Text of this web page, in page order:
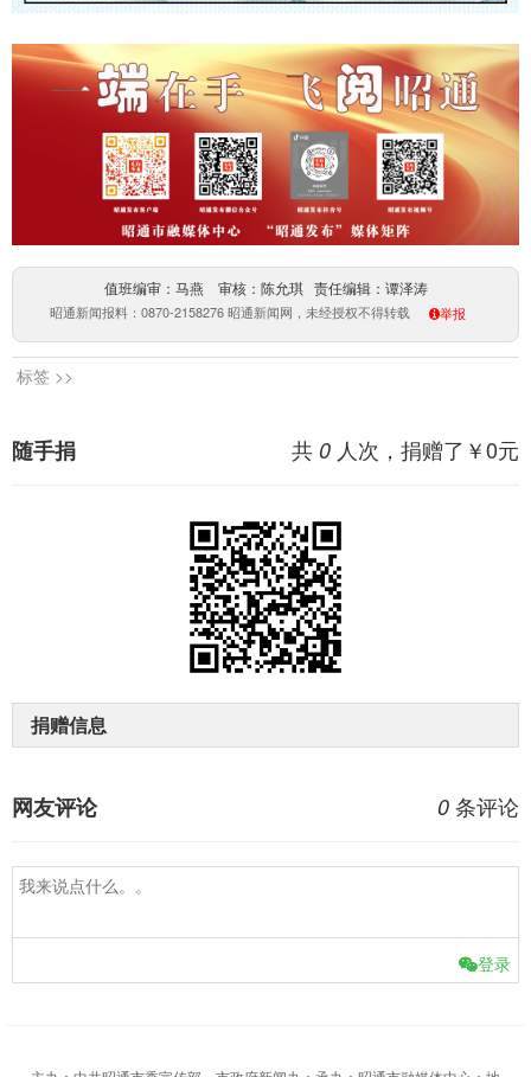
值班编审：马燕 审核：陈允琪 责任编辑：谭泽涛
昭通新闻报料：0870-2158276 昭通新闻网，未经授权不得转载 举报
标签 >>
共 0 人次，捐赠了￥0元
随手捐
捐赠信息
0 条评论
网友评论
登录